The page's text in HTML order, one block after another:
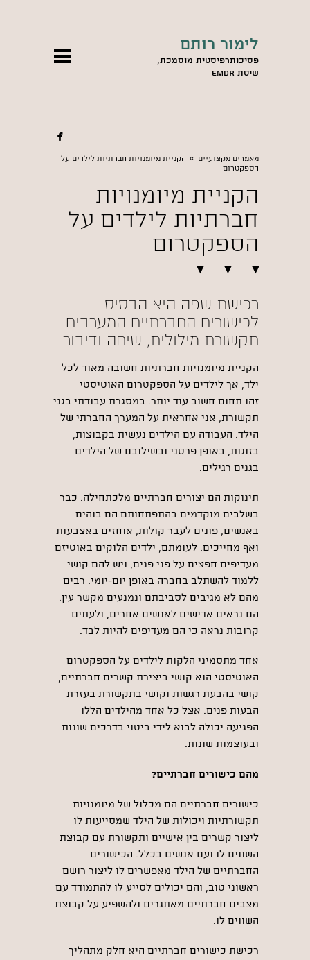
לימור רותם
פסיכותרפיסטית מוסמכת,
שיטת EMDR

מאמרים מקצועיים » הקניית מיומנויות חברתיות לילדים על
הספקטרום
הקניית מיומנויות
חברתיות לילדים על
הספקטרום
רכישת שפה היא הבסיס
לכישורים החברתיים המערבים
תקשורת מילולית, שיחה ודיבור
הקניית מיומנויות חברתיות חשובה מאוד לכל
ילד, אך לילדים על הספקטרום האוטיסטי
זהו תחום חשוב עוד יותר. במסגרת עבודתי בגני
תקשורת, אני אחראית על המערך החברתי של
הילד. העבודה עם הילדים נעשית בקבוצות,
בזוגות, באופן פרטני ובשילובם של הילדים
בגנים רגילים.
תינוקות הם יצורים חברתיים מלכתחילה. כבר
בשלבים מוקדמים בהתפתחותם הם בוהים
באנשים, פונים לעבר קולות, אוחזים באצבעות
ואף מחייכים. לעומתם, ילדים הלוקים באוטיזם
מעדיפים חפצים על פני פנים, ויש להם קושי
ללמוד להשתלב בחברה באופן יום-יומי. רבים
מהם לא מגיבים לסביבתם ונמנעים מקשר עין.
הם נראים אדישים לאנשים אחרים, ולעתים
קרובות נראה כי הם מעדיפים להיות לבד.
אחד מתסמיני הלקות לילדים על הספקטרום
האוטיסטי הוא קושי ביצירת קשרים חברתיים,
קושי בהבעת רגשות וקושי בתקשורת בעזרת
הבעות פנים. אצל כל אחד מהילדים הללו
הפגיעה יכולה לבוא לידי ביטוי בדרכים שונות
ובעוצמות שונות.
מהם כישורים חברתיים?
כישורים חברתיים הם מכלול של מיומנויות
תקשורתיות ויכולות של הילד שמסייעות לו
ליצור קשרים בין אישיים ותקשורת עם קבוצת
השווים לו ועם אנשים בכלל. הכישורים
החברתיים של הילד מאפשרים לו ליצור רושם
ראשוני טוב, והם יכולים לסייע לו להתמודד עם
מצבים חברתיים מאתגרים ולהשפיע על קבוצת
השווים לו.
רכישת כישורים חברתיים היא חלק מתהליך